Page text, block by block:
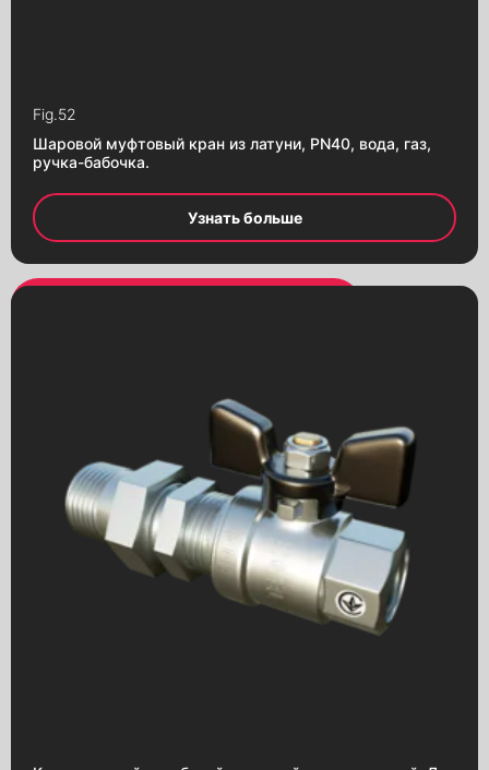
Fig.52
Шаровой муфтовый кран из латуни, PN40, вода, газ,
ручка-бабочка.
Узнать больше